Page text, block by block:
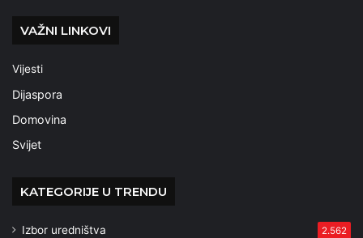
VAŽNI LINKOVI
Vijesti
Dijaspora
Domovina
Svijet
KATEGORIJE U TRENDU
Izbor uredništva 2.562